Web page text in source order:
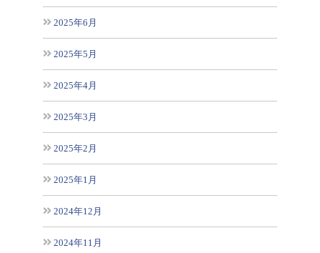
2025年6月
2025年5月
2025年4月
2025年3月
2025年2月
2025年1月
2024年12月
2024年11月